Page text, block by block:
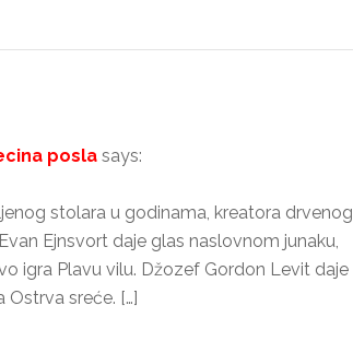
posla says:
stolara u godinama, kreatora drvenog
Ejnsvort daje glas naslovnom junaku,
igra Plavu vilu. Džozef Gordon Levit daje
Ostrva sreće. […]